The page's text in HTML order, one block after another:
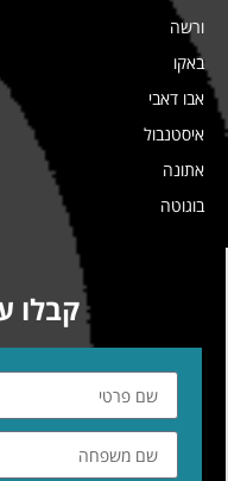
ורשה
באקו
אבו דאבי
איסטנבול
אתונה
בוגוטה
קבלו